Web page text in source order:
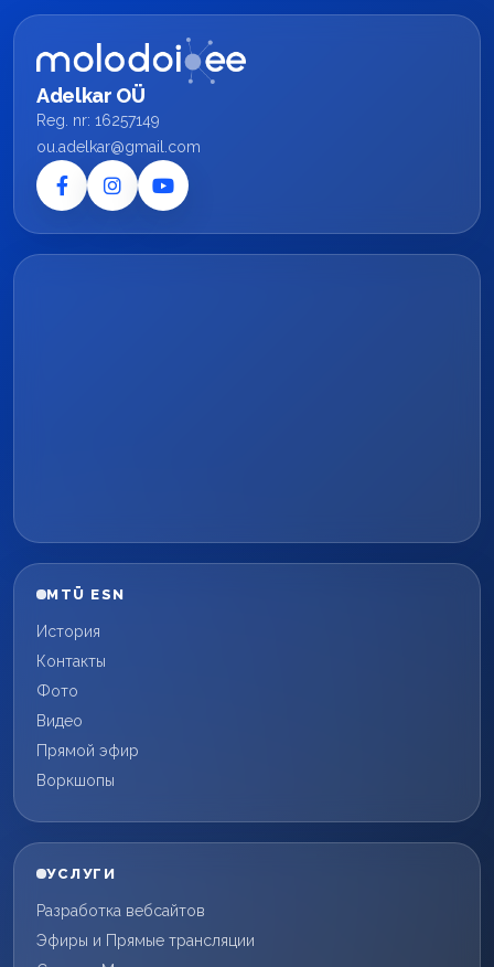
Adelkar OÜ
Reg. nr: 16257149
ou.adelkar@gmail.com
MTÜ ESN
История
Контакты
Фото
Видео
Прямой эфир
Воркшопы
УСЛУГИ
Разработка вебсайтов
Эфиры и Прямые трансляции